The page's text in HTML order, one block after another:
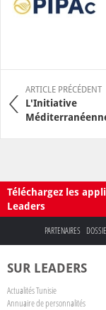
ARTICLE PRÉCÉDENT
L'Initiative
Téléchargez les
Leaders
PARTENAIRES
SUR LEADERS
Actualités Tunisie
Annuaire de personnalités